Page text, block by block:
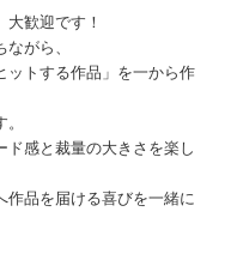
歓迎です！
がら、
ットする作品」を一から作
感と裁量の大きさを楽し
作品を届ける喜びを一緒に